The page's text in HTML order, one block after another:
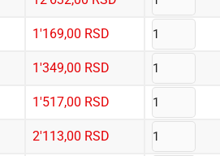
1'169,00 RSD
1'349,00 RSD
1'517,00 RSD
2'113,00 RSD